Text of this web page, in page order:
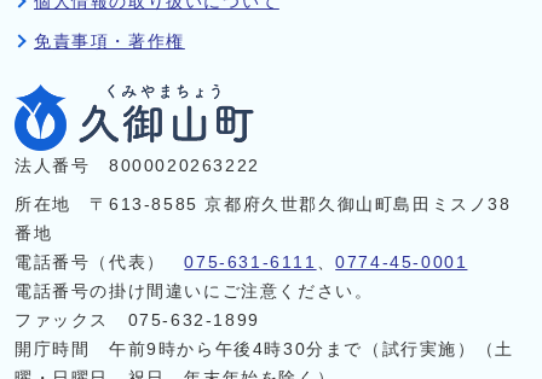
免責事項・著作権
法人番号 8000020263222
所在地 〒613-8585 京都府久世郡久御山町島田ミスノ38
番地
電話番号（代表）075-631-6111 、0774-45-0001
電話番号の掛け間違いにご注意ください。
ファックス 075-632-1899
開庁時間 午前9時から午後4時30分まで（試行実施）（土